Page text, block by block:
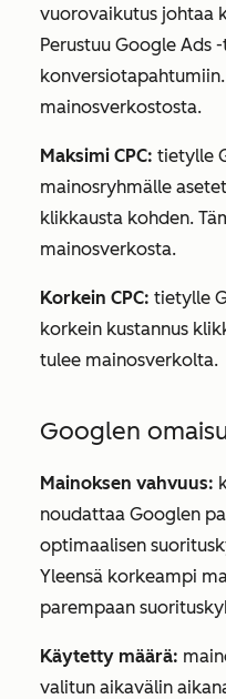
vuorovaikutus johtaa
Perustuu Google Ads
mainosverkostosta.
Maksimi CPC: tietylle
mainosryhmälle
klikkausta kohden.
mainosverkosta.
Korkein CPC: tietylle
korkein kustannus
tulee mainosverkolta.
Googlen
Mainoksen vahvuus:
noudattaa Googlen
optimaalisen
Yleensä korkeampi
parempaan
Käytetty määrä:
valitun aikavälin